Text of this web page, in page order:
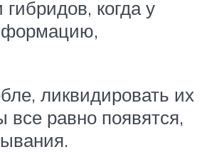
когда у
ликвидировать их
равно появятся,